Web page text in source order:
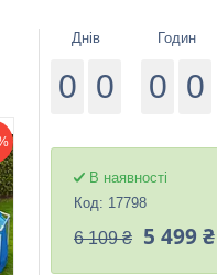
Днів
0 0
Годин
0 0
В наявності
Код: 17798
6 109 ₴ 5 499 ₴